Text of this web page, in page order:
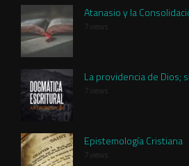
Atanasio y la
7 views
La providencia de Dios;
7 views
Epistemología Cristiana
7 views